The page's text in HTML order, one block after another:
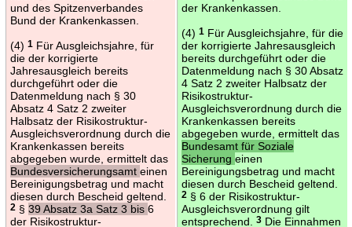
und des Spitzenverbandes
Bund der Krankenkassen.
(4) 1Für Ausgleichsjahre, für
die der korrigierte
Jahresausgleich bereits
durchgeführt oder die
Datenmeldung nach § 30
Absatz 4 Satz 2 zweiter
Halbsatz der Risikostruktur-
Ausgleichsverordnung durch die
Krankenkassen bereits
abgegeben wurde, ermittelt das
Bundesversicherungsamt einen
Bereinigungsbetrag und macht
diesen durch Bescheid geltend.
2§ 39 Absatz 3a Satz 3 bis 6
der Risikostruktur-
der Krankenkassen.
(4) 1Für Ausgleichsjahre, für die
der korrigierte Jahresausgleich
bereits durchgeführt oder die
Datenmeldung nach § 30 Absatz
4 Satz 2 zweiter Halbsatz der
Risikostruktur-
Ausgleichsverordnung durch die
Krankenkassen bereits
abgegeben wurde, ermittelt das
Bundesamt für Soziale
Sicherung einen
Bereinigungsbetrag und macht
diesen durch Bescheid geltend.
2§ 6 der Risikostruktur-
Ausgleichsverordnung gilt
entsprechend.
3Die Einnahmen